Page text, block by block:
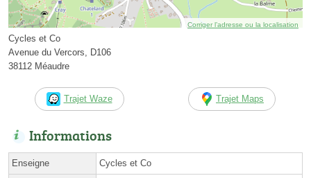
Corriger l’adresse ou la localisation
Cycles et Co
Avenue du Vercors, D106
38112 Méaudre
Trajet Waze Trajet Maps
Informations
Enseigne Cycles et Co